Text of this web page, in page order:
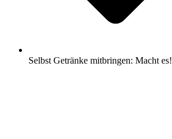
Selbst Getränke mitbringen: Macht es!